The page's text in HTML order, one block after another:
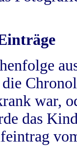
war,
das